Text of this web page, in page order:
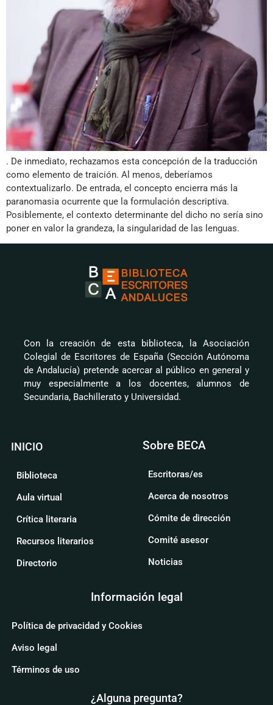
. De inmediato, rechazamos esta concepción de la traducción
como elemento de traición. Al menos, deberíamos
contextualizarlo. De entrada, el concepto encierra más la
paranomasia ocurrente que la formulación descriptiva.
Posiblemente, el contexto determinante del dicho no sería sino
poner en valor la grandeza, la singularidad de las lenguas.
Con la creación de esta biblioteca, la Asociación
Colegial de Escritores de España (Sección Autónoma
de Andalucía) pretende acercar al público en general y
muy especialmente a los docentes, alumnos de
Secundaria, Bachillerato y Universidad.
INICIO
Biblioteca
Aula virtual
Crítica literaria
Recursos literarios
Directorio
Sobre BECA
Escritoras/es
Acerca de nosotros
Cómite de dirección
Comité asesor
Noticias
Información legal
Política de privacidad y Cookies
Aviso legal
Términos de uso
¿Alguna pregunta?